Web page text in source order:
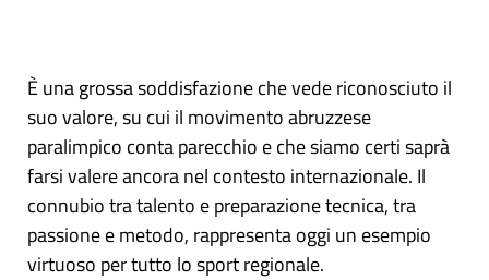
È una grossa soddisfazione che vede riconosciuto il
suo valore, su cui il movimento abruzzese
paralimpico conta parecchio e che siamo certi saprà
farsi valere ancora nel contesto internazionale. Il
connubio tra talento e preparazione tecnica, tra
passione e metodo, rappresenta oggi un esempio
virtuoso per tutto lo sport regionale.